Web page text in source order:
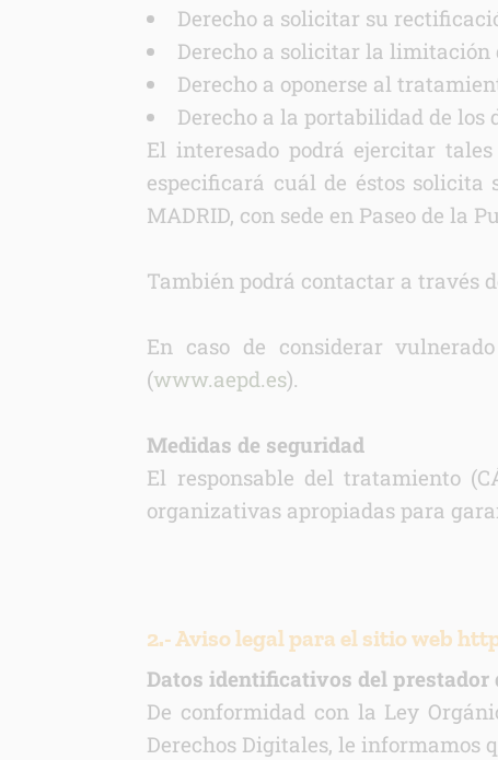
Derecho a solicitar su
Derecho a solicitar la limitación
Derecho a oponerse al
Derecho a la portabilidad de los
El interesado podrá ejercitar
especificará cuál de éstos solicita
MADRID, con sede en Paseo de la
También podrá contactar a través
En caso de considerar
(www.aepd.es).
Medidas de seguridad
El responsable del tratamiento
organizativas apropiadas para
2.- Aviso legal para el sitio web
Datos identificativos del
De conformidad con la Ley
Derechos Digitales, le informamos